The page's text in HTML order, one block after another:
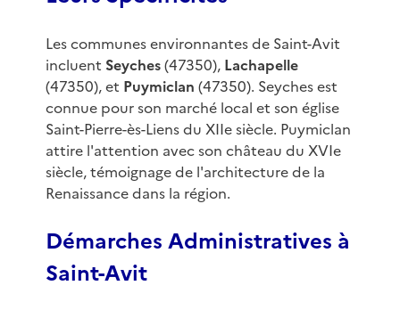
Les communes environnantes de Saint-Avit
incluent Seyches(47350), Lachapelle
(47350), et Puymiclan (47350). Seyches est
connue pour son marché local et son église
Saint-Pierre-ès-Liens du XIIe siècle. Puymiclan
attire l'attention avec son château du XVIe
siècle, témoignage de l'architecture de la
Renaissance dans la région.
Démarches Administratives à
Saint-Avit